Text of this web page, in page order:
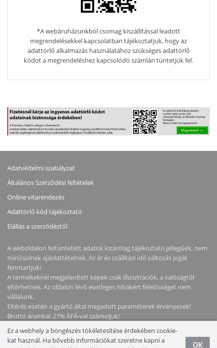
*A webáruházunkból csomag kiszállítással leadott
megrendelésekkel kapcsolatban tájékoztatjuk, hogy az
adattörlő alkalmazás használatához szükséges adattörlő
kódot a megrendeléshez kapcsolódó számlán tüntetjük fel.
Adatvédelmi szabályzat
Általános Szerződési feltételek
Online vitarendezés
Adattörlő kód tájékoztató
Elállás a szerződéstől
A weboldalon feltüntetett adatok kizárólag tájékoztató jellegűek, nem
minősülnek ajánlattételnek. Az ár és szállítási idő változás jogát
fenntartjuk!
A termékeknél megjelenített képek csak illusztrációk, a valóságtól
eltérhetnek. Az oldalon lévő esetleges hibákért felelősséget nem
vállalunk.
Eltérés esetén a gyártó által megadott paraméterek érvényesek!
Bruttó árainkat 27% ÁFÁ-val számoljuk!
Copyright © 2026 NotebookStore. Minden jog fenntartva!
Ez a webhely a böngészés tökéletesítése érdekében cookie-
kat használ. Ha bővebb információkat szeretne kapni a
OK